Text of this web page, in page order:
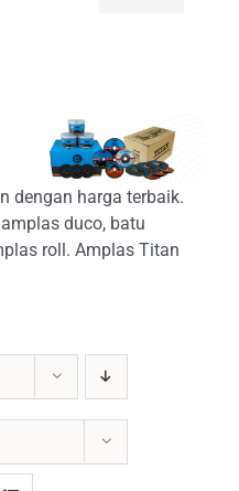
dengan harga terbaik.
duco, batu
roll. Amplas Titan